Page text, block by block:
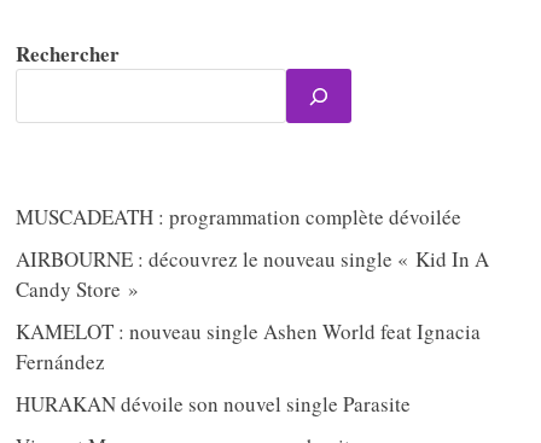
Rechercher
MUSCADEATH : programmation complète dévoilée
AIRBOURNE : découvrez le nouveau single « Kid In A
Candy Store »
KAMELOT : nouveau single Ashen World feat Ignacia
Fernández
HURAKAN dévoile son nouvel single Parasite